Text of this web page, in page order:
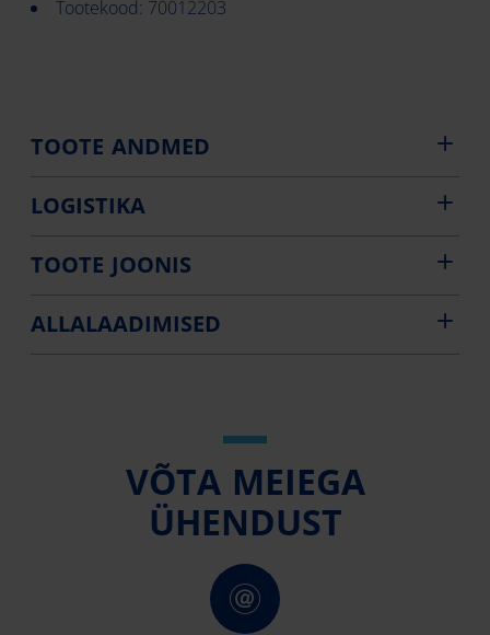
Tootekood: 70012203
TOOTE ANDMED
LOGISTIKA
TOOTE JOONIS
ALLALAADIMISED
VÕTA MEIEGA
ÜHENDUST